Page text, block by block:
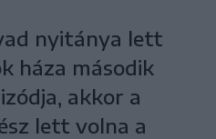
nyitánya lett
háza második
akkor a
lett volna a